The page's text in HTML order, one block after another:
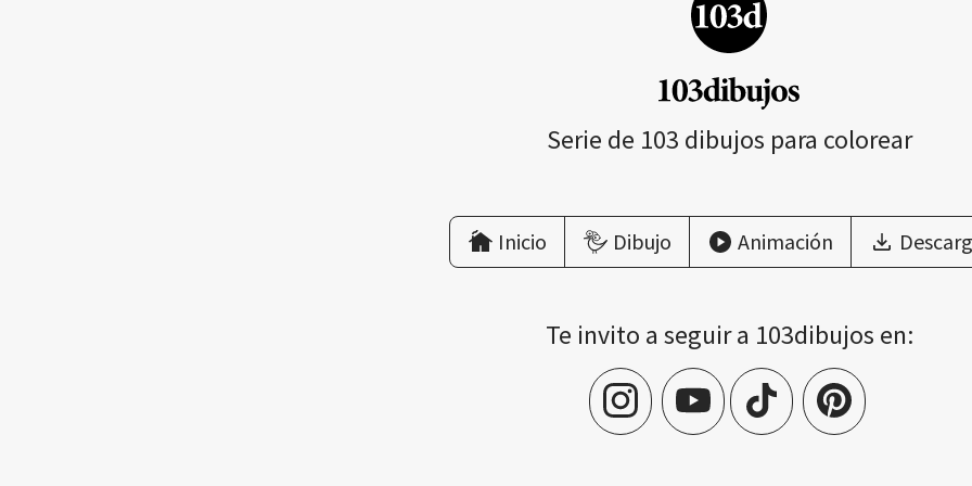
Serie de 103 dibujos para colorear
Inicio Dibujo Animación
Te invito a seguir a 103dibujos en: